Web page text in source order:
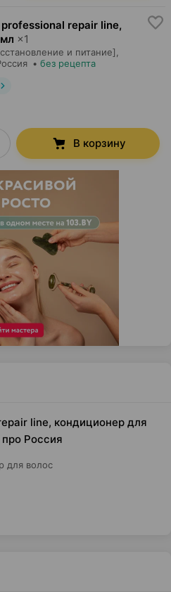
repair line,
×1
и питание],
• без рецепта
В корзину
line, кондиционер для
Россия
для волос